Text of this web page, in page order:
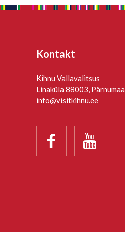
Kontakt
Kihnu Vallavalitsus
Linaküla 88003, Pärnumaa
info@visitkihnu.ee
 